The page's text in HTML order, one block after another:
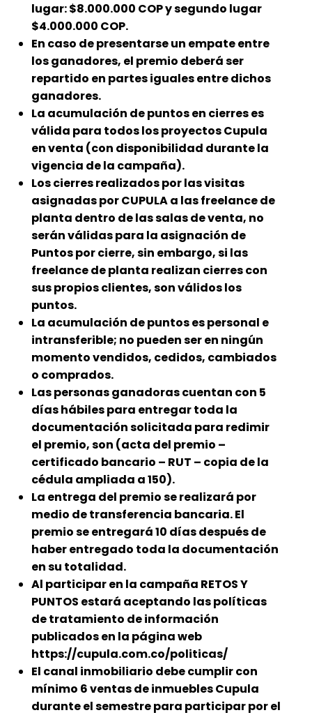
lugar: $8.000.000 COP y segundo lugar
$4.000.000 COP.
En caso de presentarse un empate entre
los ganadores, el premio deberá ser
repartido en partes iguales entre dichos
ganadores.
La acumulación de puntos en cierres es
válida para todos los proyectos Cupula
en venta (con disponibilidad durante la
vigencia de la campaña).
Los cierres realizados por las visitas
asignadas por CUPULA a las freelance de
planta dentro de las salas de venta, no
serán válidas para la asignación de
Puntos por cierre, sin embargo, si las
freelance de planta realizan cierres con
sus propios clientes, son válidos los
puntos.
La acumulación de puntos es personal e
intransferible; no pueden ser en ningún
momento vendidos, cedidos, cambiados
o comprados.
Las personas ganadoras cuentan con 5
días hábiles para entregar toda la
documentación solicitada para redimir
el premio, son (acta del premio –
certificado bancario – RUT – copia de la
cédula ampliada a 150).
La entrega del premio se realizará por
medio de transferencia bancaria. El
premio se entregará 10 días después de
haber entregado toda la documentación
en su totalidad.
Al participar en la campaña RETOS Y
PUNTOS estará aceptando las políticas
de tratamiento de información
publicados en la página web
https://cupula.com.co/politicas/
El canal inmobiliario debe cumplir con
mínimo 6 ventas de inmuebles Cupula
durante el semestre para participar por el